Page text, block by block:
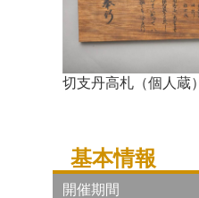
切支丹高札（個人蔵）
基本情報
開催期間